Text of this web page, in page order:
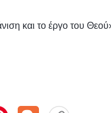
και το έργο του